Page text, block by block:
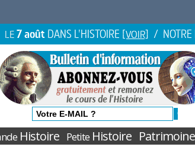
LE7 août DANS L'HISTOIRE [VOIR] / NOTRE
Histoire PetiteHistoire Patrimoine